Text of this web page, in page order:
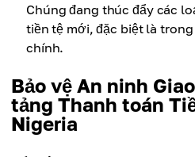
Chúng đang thúc đẩy các
tiền tệ mới, đặc biệt là
chính.
Bảo vệ An ninh
tảng Thanh toán
Nigeria